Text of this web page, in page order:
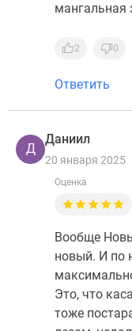
мангальная
2 0
Ответить
Д
Даниил
20 января 2025
Оценка
Вообще
новый. И по
Это, что
тоже